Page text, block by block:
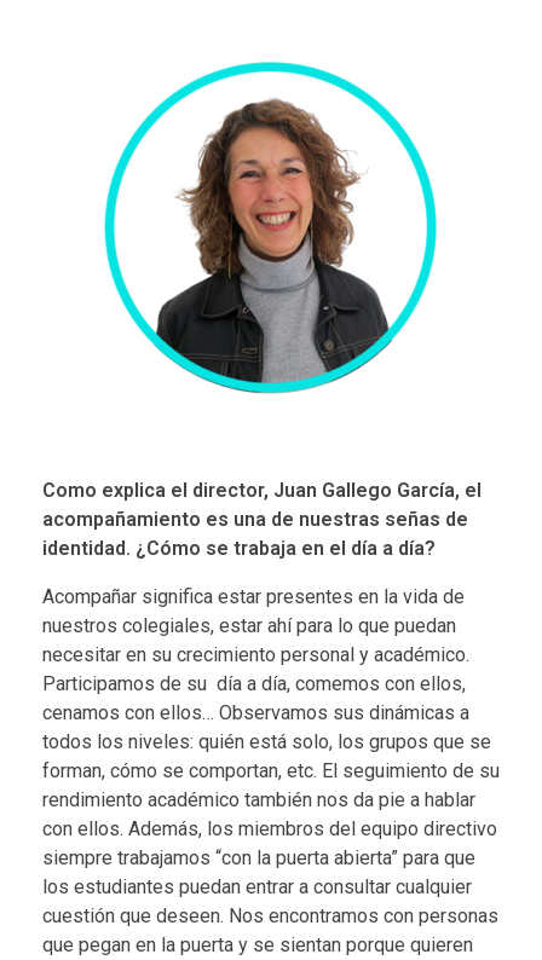
Como explica el director, Juan Gallego García, el
acompañamiento es una de nuestras señas de
identidad. ¿Cómo se trabaja en el día a día?
Acompañar significa estar presentes en la vida de
nuestros colegiales, estar ahí para lo que puedan
necesitar en su crecimiento personal y académico.
Participamos de su día a día, comemos con ellos,
cenamos con ellos… Observamos sus dinámicas a
todos los niveles: quién está solo, los grupos que se
forman, cómo se comportan, etc. El seguimiento de su
rendimiento académico también nos da pie a hablar
con ellos. Además, los miembros del equipo directivo
siempre trabajamos “con la puerta abierta” para que
los estudiantes puedan entrar a consultar cualquier
cuestión que deseen. Nos encontramos con personas
que pegan en la puerta y se sientan porque quieren